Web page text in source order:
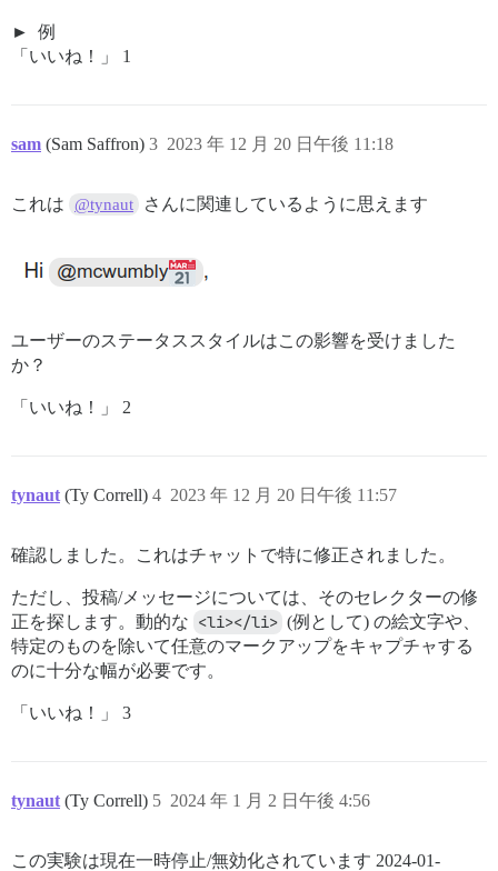
例
「いいね！」 1
sam (Sam Saffron) 2023 年 12 月 20 日午後 11:18
3
これは @tynaut さんに関連しているように思えます
ユーザーのステータススタイルはこの影響を受けました
か？
「いいね！」 2
tynaut (Ty Correll) 2023 年 12 月 20 日午後 11:57
4
確認しました。これはチャットで特に修正されました。
ただし、投稿/メッセージについては、そのセレクターの修
正を探します。動的な <li></li> (例として) の絵文字や、
特定のものを除いて任意のマークアップをキャプチャする
のに十分な幅が必要です。
「いいね！」 3
tynaut (Ty Correll) 2024 年 1 月 2 日午後 4:56
5
この実験は現在一時停止/無効化されています 2024-01-